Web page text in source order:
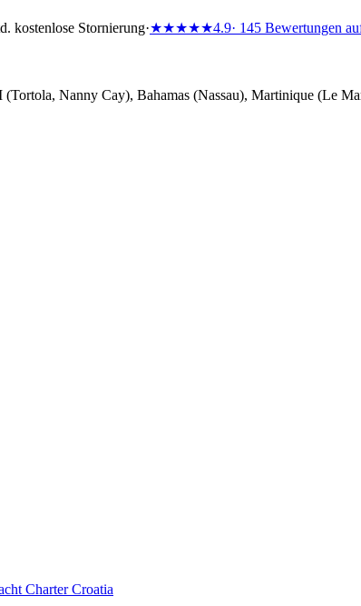
kostenlose Stornierung·★★★★★4.9· 145 Bewertungen
Nanny Cay), Bahamas (Nassau), Martinique (Le
Charter Croatia